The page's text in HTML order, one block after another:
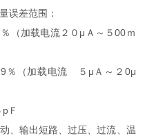
差范围：
加载电流２０μＡ～５00ｍ
（加载电流 ５μＡ～２0μ
Ｆ
输出短路、过压、过流、温